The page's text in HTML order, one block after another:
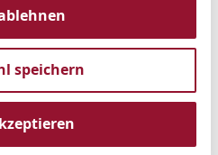
speichern